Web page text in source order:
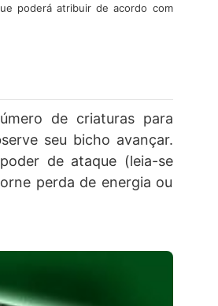
poderá atribuir de acordo com
de criaturas para
seu bicho avançar.
de ataque (leia-se
perda de energia ou